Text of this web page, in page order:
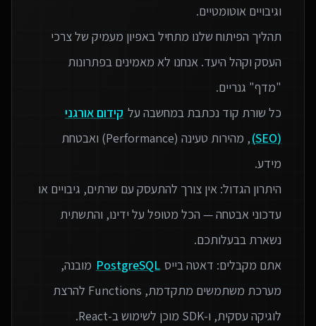
תהליך הפיתוח שלנו מתחיל באפיון מעמיק של צרכי
העסק וקהל היעד. אנחנו לא מאמינים בפתרונות
כל שורת קוד נכתבת במחשבה על קידום אורגני
(SEO)
, מהירות טעינה (Performance) ואבטחת
היתרון הגדול: אין צורך להתעסק עם שרתים, גיבויים או
עדכוני אבטחה — הכל מטופל על ידינו, והתשתית
אתם מקבלים: דאטה בייס PostgreSQL מובנה,
מערכת משתמשים מתקדמת, Functions להרצת